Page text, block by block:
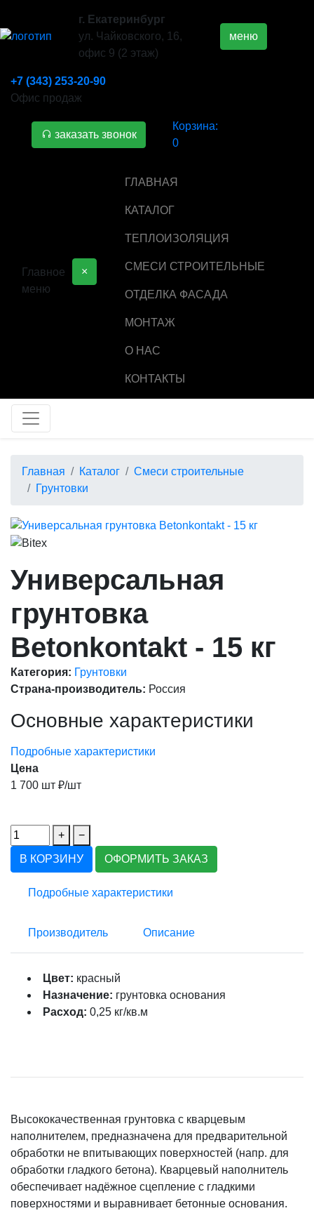
г. Екатеринбург
ул. Чайковского, 16,
офис 9 (2 этаж)
меню
+7 (343) 253-20-90
Офис продаж
заказать звонок
Корзина:
0
×
Главное
меню
ГЛАВНАЯ
КАТАЛОГ
ТЕПЛОИЗОЛЯЦИЯ
СМЕСИ СТРОИТЕЛЬНЫЕ
ОТДЕЛКА ФАСАДА
МОНТАЖ
О НАС
КОНТАКТЫ
Главная Каталог
Смеси строительные
Грунтовки
Универсальная
грунтовка
Betonkontakt - 15 кг
Категория: Грунтовки
Страна-производитель: Россия
Основные характеристики
Подробные характеристики
Цена
1 700 шт ₽/шт
+
−
В КОРЗИНУ
ОФОРМИТЬ ЗАКАЗ
Подробные характеристики
Производитель Описание
Цвет: красный
Назначение: грунтовка основания
Расход: 0,25 кг/кв.м
Высококачественная грунтовка с кварцевым
наполнителем, предназначена для предварительной
обработки не впитывающих поверхностей (напр. для
обработки гладкого бетона). Кварцевый наполнитель
обеспечивает надёжное сцепление с гладкими
поверхностями и выравнивает бетонные основания.